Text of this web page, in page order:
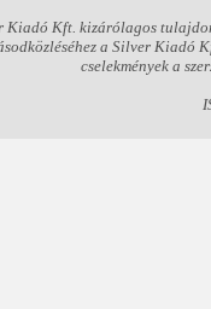
Kiadó Kft. kizárólagos
a Silver
cselekmények a